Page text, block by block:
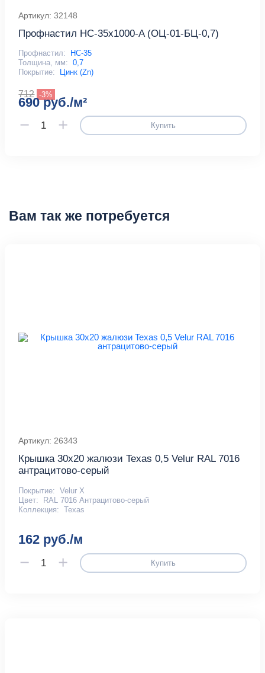
Артикул: 32148
Профнастил НС-35x1000-A (ОЦ-01-БЦ-0,7)
Профнастил:
НС-35
Толщина, мм: 0,7
Покрытие:
Цинк (Zn)
712 -3%
690 руб./м²
Купить
Вам так же потребуется
Артикул: 26343
Крышка 30х20 жалюзи Texas 0,5 Velur RAL 7016
антрацитово-серый
Покрытие: Velur X
Цвет:
RAL 7016 Антрацитово-серый
Коллекция: Texas
162 руб./м
Купить